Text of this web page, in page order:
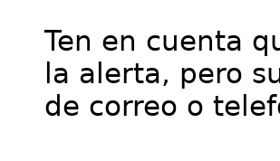
Ten en cuenta
la alerta, pero
de correo o